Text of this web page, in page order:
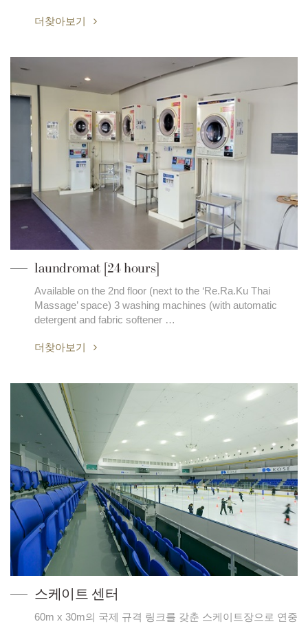
더찾아보기
laundromat [24 hours]
Available on the 2nd floor (next to the ‘Re.Ra.Ku Thai
Massage’ space) 3 washing machines (with automatic
detergent and fabric softener …
더찾아보기
스케이트 센터
60m x 30m의 국제 규격 링크를 갖춘 스케이트장으로 연중